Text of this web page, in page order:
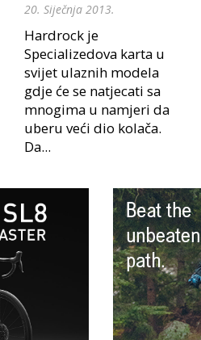
20. Siječnja 2013.
Hardrock je
Specializedova karta u
svijet ulaznih modela
gdje će se natjecati sa
mnogima u namjeri da
uberu veći dio kolača.
Da...